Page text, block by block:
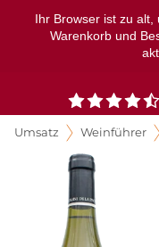
Ihr Browser ist zu alt,
Warenkorb und
Umsatz Weinführer